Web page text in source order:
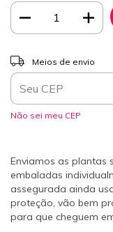
Entregas para o CEP:
Meios de envio
Não sei meu CEP
Enviamos as plantas
embaladas
assegurada ainda
proteção, vão bem
para que cheguem